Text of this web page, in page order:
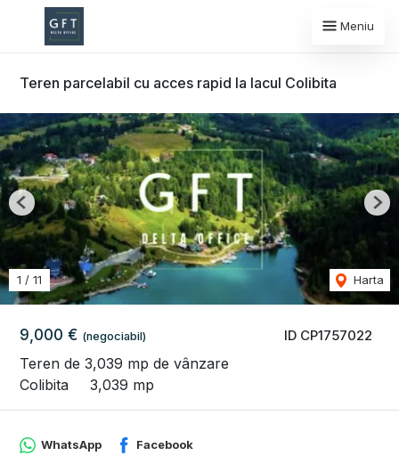
Meniu
Teren parcelabil cu acces rapid la lacul Colibita
ID CP1757022
9,000 € (negociabil)
Teren de 3,039 mp de vânzare
Colibita
3,039 mp
1 / 11 Harta
Previous
WhatsApp Facebook